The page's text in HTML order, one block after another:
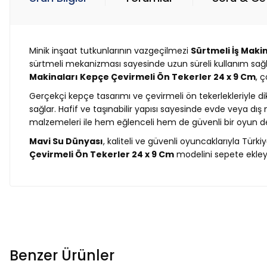
Minik inşaat tutkunlarının vazgeçilmezi Sürtmeli İş
sürtmeli mekanizması sayesinde uzun süreli kullanım
Makinaları Kepçe Çevirmeli Ön Tekerler 24 x 9 Cm,
Gerçekçi kepçe tasarımı ve çevirmeli ön tekerlekleriyle
sağlar. Hafif ve taşınabilir yapısı sayesinde evde veya
malzemeleri ile hem eğlenceli hem de güvenli bir oyun
Mavi Su Dünyası, kaliteli ve güvenli oyuncaklarıyla
Çevirmeli Ön Tekerler 24 x 9 Cm modelini sepete
Benzer Ürünler